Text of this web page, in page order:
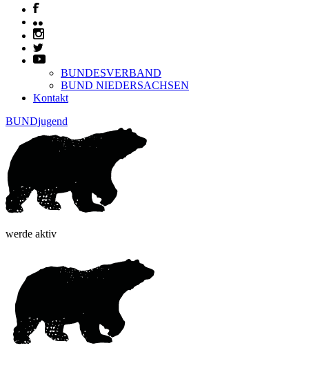
BUNDESVERBAND
BUND NIEDERSACHSEN
Kontakt
BUNDjugend
werde aktiv